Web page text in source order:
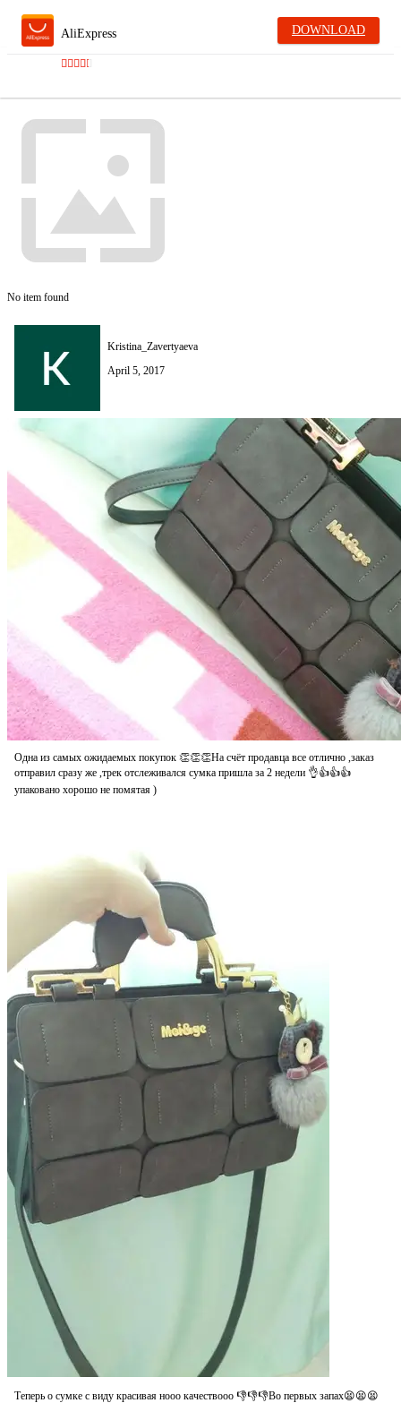
AliExpress DOWNLOAD
No item found
Kristina_Zavertyaeva
April 5, 2017
Одна из самых ожидаемых покупок 👏👏👏На счёт продавца все отлично ,заказ
отправил сразу же ,трек отслеживался сумка пришла за 2 недели 👌👍👍👍
упаковано хорошо не помятая )
Теперь о сумке с виду красивая нооо качествооо 👎👎👎Во первых запах😫😫😫